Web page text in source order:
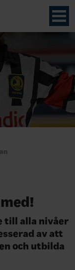
till alla nivåer
av att
och utbilda